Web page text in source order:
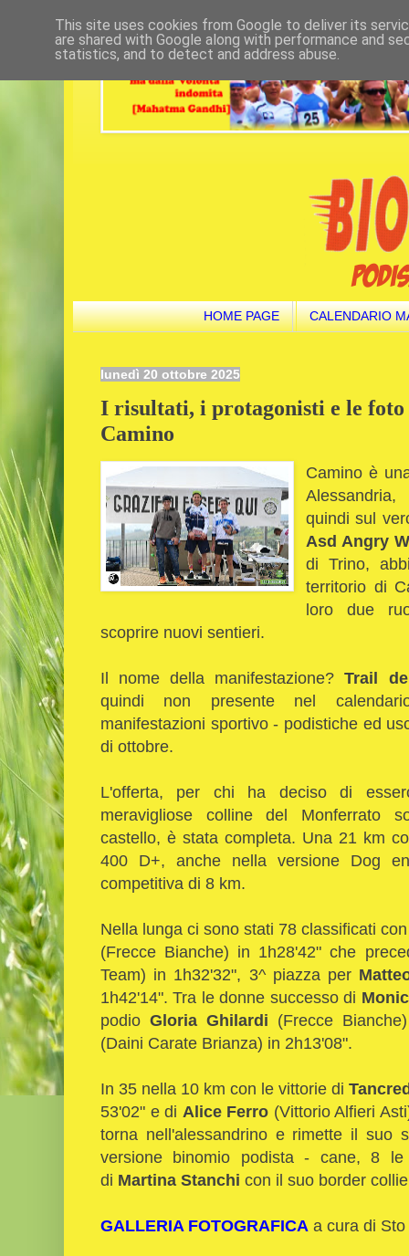
HOME PAGE CALENDARIO
lunedì 20 ottobre 2025
I risultati, i protagonisti e le
Camino
Camino è
quindi sul
Asd Angry
di Trino,
territorio di
loro due
scoprire nuovi sentieri.
Il nome della manifestazione?Trail
quindi non presente nel
manifestazioni sportivo - podistiche ed
di ottobre.
L'offerta, per chi ha deciso di
meravigliose colline del Monferrato
castello, è stata completa. Una 21 km
400 D+, anche nella versione Dog
competitiva di 8 km.
Nella lunga ci sono stati 78 classificati
(Frecce Bianche) in 1h28'42" che
Team) in 1h32'32", 3^ piazza per
1h42'14". Tra le donne successo di
podio Gloria Ghilardi (Frecce
(Daini Carate Brianza) in 2h13'08".
In 35 nella 10 km con le vittorie di
53'02" e di Alice Ferro (Vittorio Alfieri
torna nell'alessandrino e rimette il suo
versione binomio podista - cane, 8
di Martina Stanchi con il suo border
GALLERIA FOTOGRAFICA a cura di
This site uses cookies from Google to deliver its
are shared with Google along with performance and
statistics, and to detect and address abuse.